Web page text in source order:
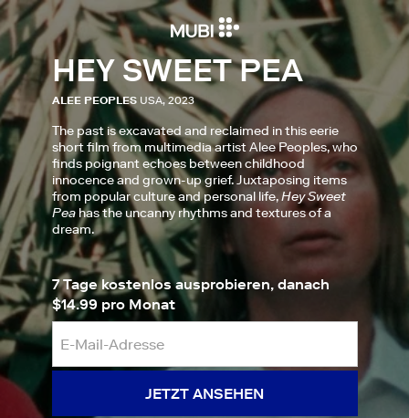
HEY SWEET PEA
ALEE PEOPLES USA, 2023
The past is excavated and reclaimed in this eerie
short film from multimedia artist Alee Peoples, who
finds poignant echoes between childhood
innocence and grown-up grief. Juxtaposing items
from popular culture and personal life,Hey Sweet
Peahas the uncanny rhythms and textures of a
dream.
7 Tage kostenlos ausprobieren, danach
$14.99 pro Monat
JETZT ANSEHEN